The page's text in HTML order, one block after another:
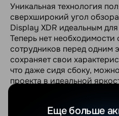
Уникальная технология
сверхширокий угол
Display XDR идеальным
Теперь нет необходимости
сотрудников перед одним
сохраняет свои
что даже сидя сбоку,
проекта в идеальной
Настройка
Еще больше